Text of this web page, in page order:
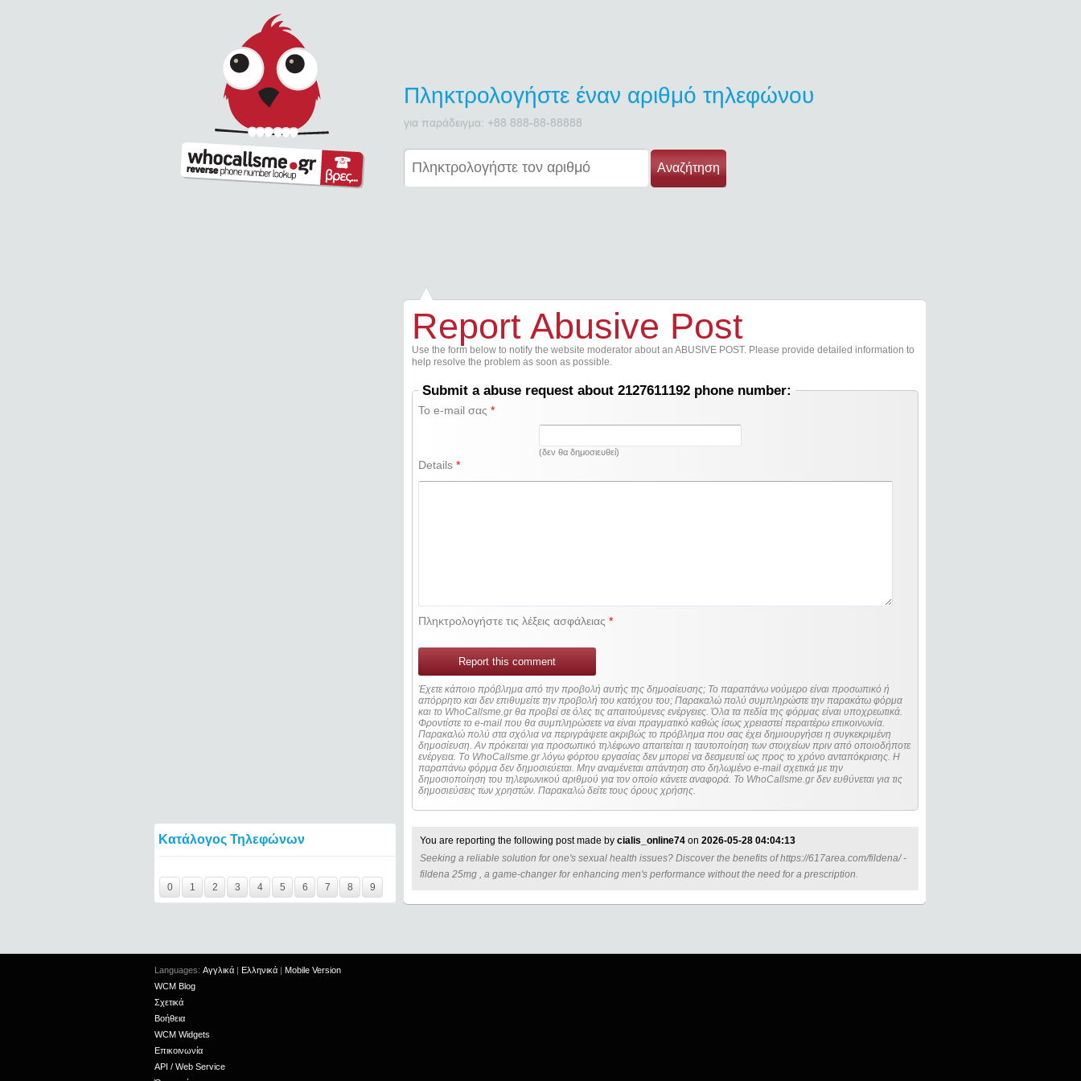
Πληκτρολογήστε έναν αριθμό τηλεφώνου
για παράδειγμα: +88 888-88-88888
Αναζήτηση
Κατάλογος Τηλεφώνων
0
1 2 3 4 5 6 7 8 9
Report Abusive Post
Use the form below to notify the website moderator about an ABUSIVE POST. Please provide detailed information to
help resolve the problem as soon as possible.
Submit a abuse request about 2127611192 phone number:
Το e-mail σας*
(δεν θα δημοσιευθεί)
Details*
Πληκτρολογήστε τις λέξεις ασφάλειας*
Report this comment
Έχετε κάποιο πρόβλημα από την προβολή αυτής της δημοσίευσης; Το παραπάνω νούμερο είναι προσωπικό ή
απόρρητο και δεν επιθυμείτε την προβολή του κατόχου του; Παρακαλώ πολύ συμπληρώστε την παρακάτω φόρμα
και το WhoCallsme.gr θα προβεί σε όλες τις απαιτούμενες ενέργειες. Όλα τα πεδία της φόρμας είναι υποχρεωτικά.
Φροντίστε το e-mail που θα συμπληρώσετε να είναι πραγματικό καθώς ίσως χρειαστεί περαιτέρω επικοινωνία.
Παρακαλώ πολύ στα σχόλια να περιγράψετε ακριβώς το πρόβλημα που σας έχει δημιουργήσει η συγκεκριμένη
δημοσίευση. Αν πρόκειται για προσωπικό τηλέφωνο απαιτείται η ταυτοποίηση των στοιχείων πριν από οποιοδήποτε
ενέργεια. Τo WhoCallsme.gr λόγω φόρτου εργασίας δεν μπορεί να δεσμευτεί ως προς το χρόνο ανταπόκρισης. Η
παραπάνω φόρμα δεν δημοσιεύεται. Μην αναμένεται απάντηση στο δηλωμένο e-mail σχετικά με την
δημοσιοποίηση του τηλεφωνικού αριθμού για τον οποίο κάνετε αναφορά. Το WhoCallsme.gr δεν ευθύνεται για τις
δημοσιεύσεις των χρηστών. Παρακαλώ δείτε τους όρους χρήσης.
You are reporting the following post made by cialis_online74 on 2026-05-28 04:04:13
Seeking a reliable solution for one's sexual health issues? Discover the benefits of https://617area.com/fildena/ -
fildena 25mg , a game-changer for enhancing men's performance without the need for a prescription.
Languages: Αγγλικά | Ελληνικά | Mobile Version
WCM Blog
Σχετικά
Βοήθεια
WCM Widgets
Επικοινωνία
API / Web Service